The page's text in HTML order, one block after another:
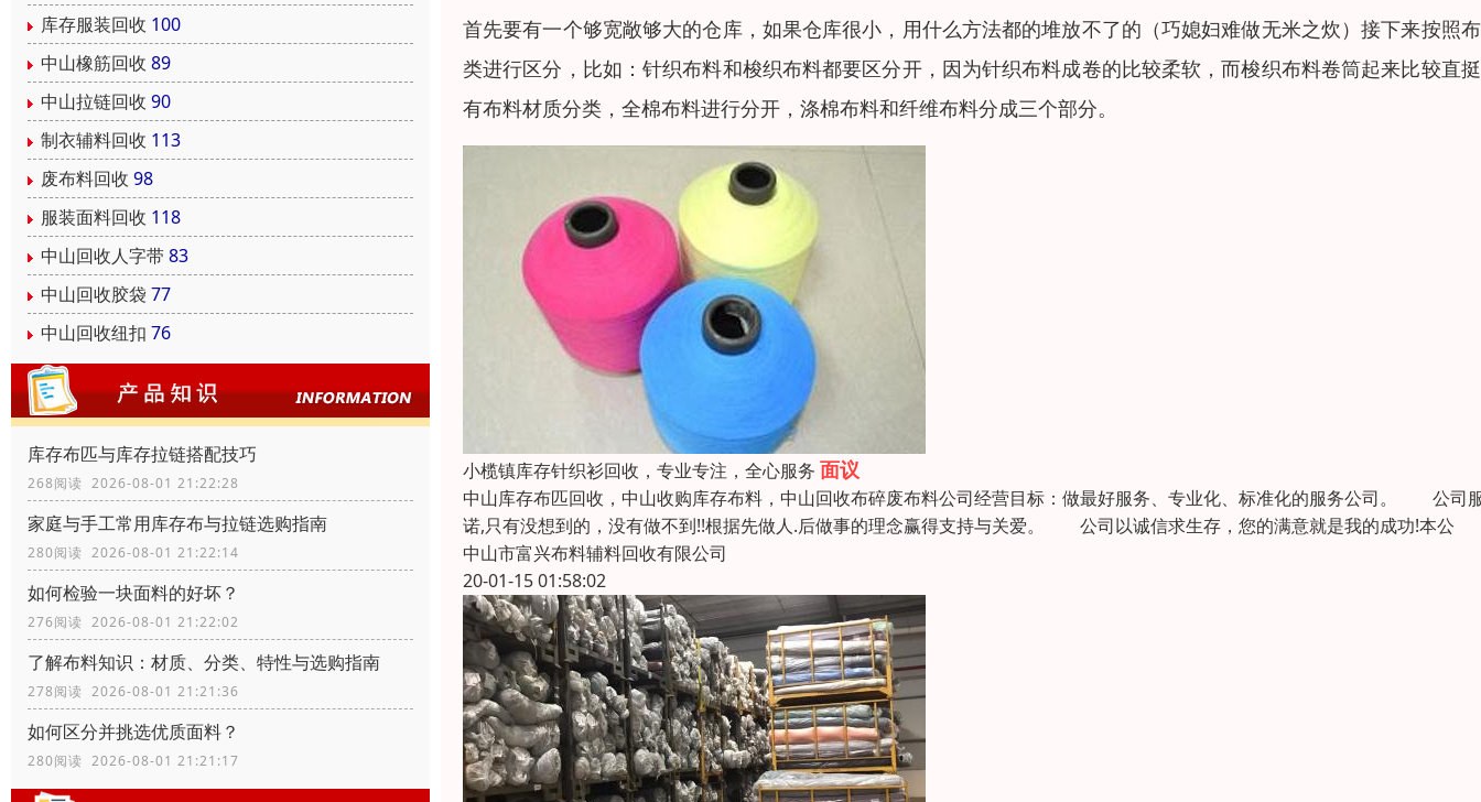
库存服装回收 100
中山橡筋回收 89
中山拉链回收 90
制衣辅料回收 113
废布料回收 98
服装面料回收 118
中山回收人字带83
中山回收胶袋 77
中山回收纽扣 76
库存布匹与库存拉链搭配技巧
268阅读 2026-08-01 21:22:28
家庭与手工常用库存布与拉链选购指南
280阅读 2026-08-01 21:22:14
如何检验一块面料的好坏？
276阅读 2026-08-01 21:22:02
了解布料知识：材质、分类、特性与选购指南
278阅读 2026-08-01 21:21:36
如何区分并挑选优质面料？
280阅读 2026-08-01 21:21:17
首先要有一个够宽敞够大的仓库，如果仓库很小，用什么方法都的堆放不了的（巧媳妇难做无米之炊）接下来按照
类进行区分，比如：针织布料和梭织布料都要区分开，因为针织布料成卷的比较柔软，而梭织布料卷筒起来比较直
有布料材质分类，全棉布料进行分开，涤棉布料和纤维布料分成三个部分。
小榄镇库存针织衫回收，专业专注，全心服务 面议
中山库存布匹回收，中山收购库存布料，中山回收布碎废布料公司经营目标：做最好服务、专业化、标准化的服务公司。 公司
诺,只有没想到的，没有做不到!!根据先做人.后做事的理念赢得支持与关爱。 公司以诚信求生存，您的满意就是我的成功!本公
中山市富兴布料辅料回收有限公司
20-01-15 01:58:02